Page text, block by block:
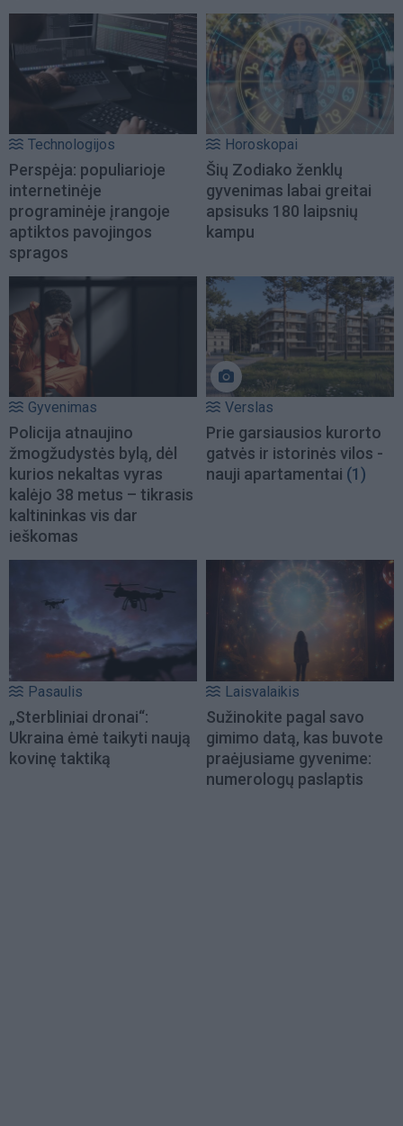
Technologijos
Perspėja: populiarioje
internetinėje
programinėje įrangoje
aptiktos pavojingos
spragos
Horoskopai
Šių Zodiako ženklų
gyvenimas labai greitai
apsisuks 180 laipsnių
kampu
Gyvenimas
Policija atnaujino
žmogžudystės bylą, dėl
kurios nekaltas vyras
kalėjo 38 metus – tikrasis
kaltininkas vis dar
ieškomas
Verslas
Prie garsiausios kurorto
gatvės ir istorinės vilos -
nauji apartamentai (1)
Pasaulis
„Sterbliniai dronai“:
Ukraina ėmė taikyti naują
kovinę taktiką
Laisvalaikis
Sužinokite pagal savo
gimimo datą, kas buvote
praėjusiame gyvenime:
numerologų paslaptis